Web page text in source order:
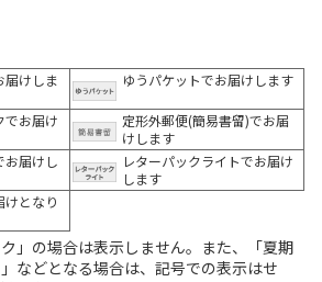
届けしま
ゆうパケットでお届けします
でお届け
定形外郵便(簡易書留)でお届
けします
お届けし
レターパックライトでお届け
します
けとなり
」の場合は表示しません。また、「夏期
などとなる場合は、記号での表示はせ